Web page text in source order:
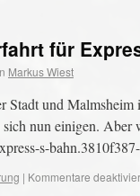
für
Markus Wiest
und Malmsheim
nun einigen.
s-
| Kommentare